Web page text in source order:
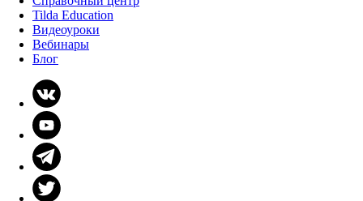
Tilda Education
Видеоуроки
Вебинары
Блог